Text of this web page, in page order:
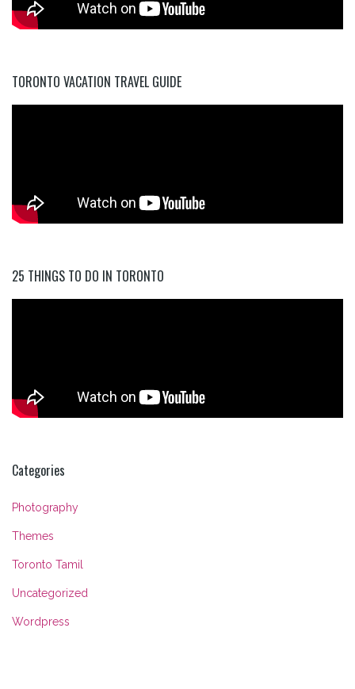
TORONTO VACATION TRAVEL GUIDE
25 THINGS TO DO IN TORONTO
Categories
Photography
Themes
Toronto Tamil
Uncategorized
Wordpress